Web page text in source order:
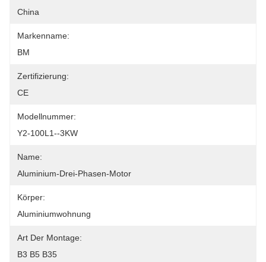
China
Markenname:
BM
Zertifizierung:
CE
Modellnummer:
Y2-100L1--3KW
Name:
Aluminium-Drei-Phasen-Motor
Körper:
Aluminiumwohnung
Art Der Montage:
B3 B5 B35